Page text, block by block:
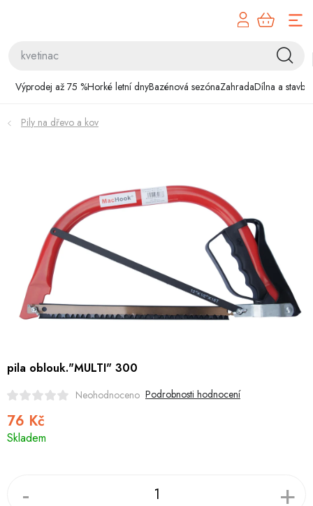
Výprodej až 75 %Horké letní dnyBazénová sezónaZahradaDílna a stavba
Výprodej až 75 %
Horké letní dny
Dílna a stavba
Domácnost
Chovatelské potřeby
Hobby
Novinky
World Cleanup Day
Obchodní podmínky
Pily na dřevo a kov
76 Kč
cena:
Skladem
pila oblouk."MULTI" 300
Neohodnoceno Podrobnosti hodnocení